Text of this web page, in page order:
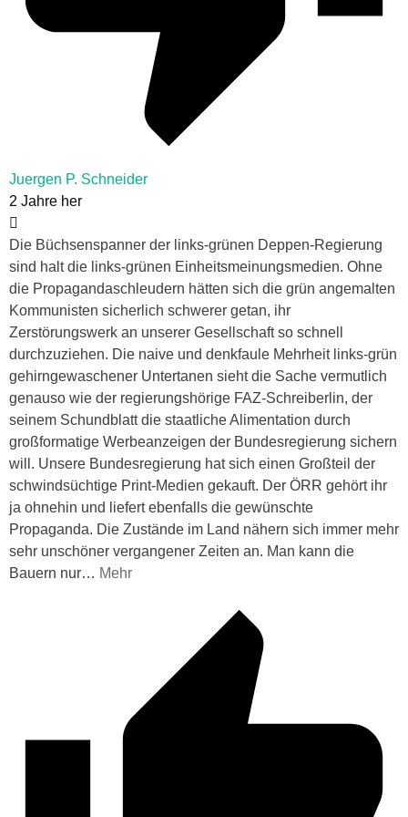
Juergen P. Schneider
2 Jahre her
Die Büchsenspanner der links-grünen Deppen-Regierung
sind halt die links-grünen Einheitsmeinungsmedien. Ohne
die Propagandaschleudern hätten sich die grün angemalten
Kommunisten sicherlich schwerer getan, ihr
Zerstörungswerk an unserer Gesellschaft so schnell
durchzuziehen. Die naive und denkfaule Mehrheit links-grün
gehirngewaschener Untertanen sieht die Sache vermutlich
genauso wie der regierungshörige FAZ-Schreiberlin, der
seinem Schundblatt die staatliche Alimentation durch
großformatige Werbeanzeigen der Bundesregierung sichern
will. Unsere Bundesregierung hat sich einen Großteil der
schwindsüchtige Print-Medien gekauft. Der ÖRR gehört ihr
ja ohnehin und liefert ebenfalls die gewünschte
Propaganda. Die Zustände im Land nähern sich immer mehr
sehr unschöner vergangener Zeiten an. Man kann die
Bauern nur… Mehr